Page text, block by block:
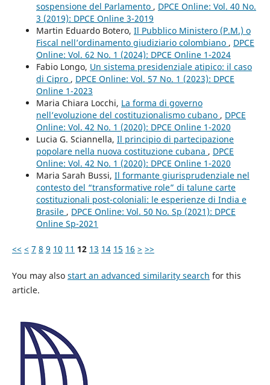
sospensione del Parlamento , DPCE Online: Vol. 40 No.
3 (2019): DPCE Online 3-2019
Martin Eduardo Botero, Il Pubblico Ministero (P.M.) o
Fiscal nell’ordinamento giudiziario colombiano , DPCE
Online: Vol. 62 No. 1 (2024): DPCE Online 1-2024
Fabio Longo, Un sistema presidenziale atipico: il caso
di Cipro , DPCE Online: Vol. 57 No. 1 (2023): DPCE
Online 1-2023
Maria Chiara Locchi, La forma di governo
nell’evoluzione del costituzionalismo cubano , DPCE
Online: Vol. 42 No. 1 (2020): DPCE Online 1-2020
Lucia G. Sciannella, Il principio di partecipazione
popolare nella nuova costituzione cubana , DPCE
Online: Vol. 42 No. 1 (2020): DPCE Online 1-2020
Maria Sarah Bussi, Il formante giurisprudenziale nel
contesto del “transformative role” di talune carte
costituzionali post-coloniali: le esperienze di India e
Brasile , DPCE Online: Vol. 50 No. Sp (2021): DPCE
Online Sp-2021
<< < 7 8 9 10 11 12 13 14 15 16 > >>
You may also start an advanced similarity search for this
article.